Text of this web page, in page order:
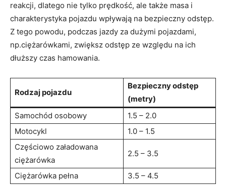
reakcji, dlatego nie tylko prędkość, ale także masa i
charakterystyka pojazdu wpływają na bezpieczny odstęp.
Z tego powodu, podczas jazdy za dużymi pojazdami,
np.ciężarówkami, zwiększ odstęp ze względu na ich
dłuższy czas hamowania.
Rodzaj pojazdu
Bezpieczny odstęp
(metry)
Samochód osobowy
1.5 – 2.0
Motocykl
1.0 – 1.5
Częściowo załadowana
ciężarówka
2.5 – 3.5
Ciężarówka pełna 3.5 – 4.5